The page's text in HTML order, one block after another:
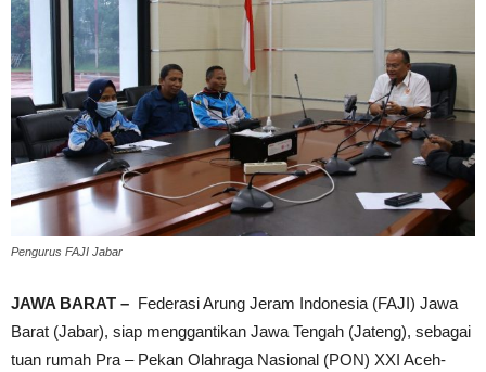
Pengurus FAJI Jabar
JAWA BARAT – Federasi Arung Jeram Indonesia (FAJI) Jawa
Barat (Jabar), siap menggantikan Jawa Tengah (Jateng), sebagai
tuan rumah Pra – Pekan Olahraga Nasional (PON) XXI Aceh-